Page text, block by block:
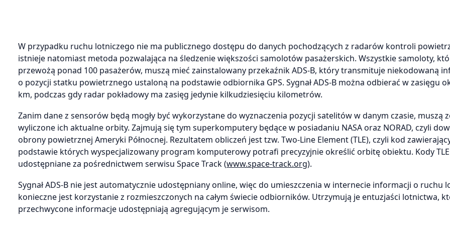
W przypadku ruchu lotniczego nie ma publicznego dostępu do danych pochodzących z radarów kontroli
istnieje natomiast metoda pozwalająca na śledzenie większości samolotów pasażerskich. Wszystkie samoloty,
przewożą ponad 100 pasażerów, muszą mieć zainstalowany przekaźnik ADS-B, który transmituje niekodowaną
o pozycji statku powietrznego ustaloną na podstawie odbiornika GPS. Sygnał ADS-B można odbierać w zasięgu
km, podczas gdy radar pokładowy ma zasięg jedynie kilkudziesięciu kilometrów.
Zanim dane z sensorów będą mogły być wykorzystane do wyznaczenia pozycji satelitów w danym czasie, muszą
wyliczone ich aktualne orbity. Zajmują się tym superkomputery będące w posiadaniu NASA oraz NORAD, czyli
obrony powietrznej Ameryki Północnej. Rezultatem obliczeń jest tzw. Two-Line Element (TLE), czyli kod
podstawie których wyspecjalizowany program komputerowy potrafi precyzyjnie określić orbitę obiektu. Kody
udostępniane za pośrednictwem serwisu Space Track (www.space-track.org).
Sygnał ADS-B nie jest automatycznie udostępniany online, więc do umieszczenia w internecie informacji o ruchu
konieczne jest korzystanie z rozmieszczonych na całym świecie odbiorników. Utrzymują je entuzjaści lotnictwa,
przechwycone informacje udostępniają agregującym je serwisom.